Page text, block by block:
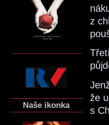
Naše ikonka
z
že
s